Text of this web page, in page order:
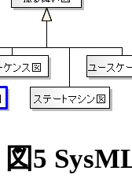
図5